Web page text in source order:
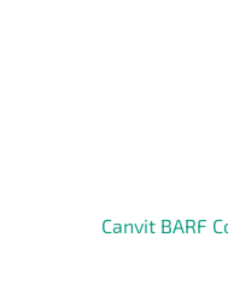
Canvit BARF